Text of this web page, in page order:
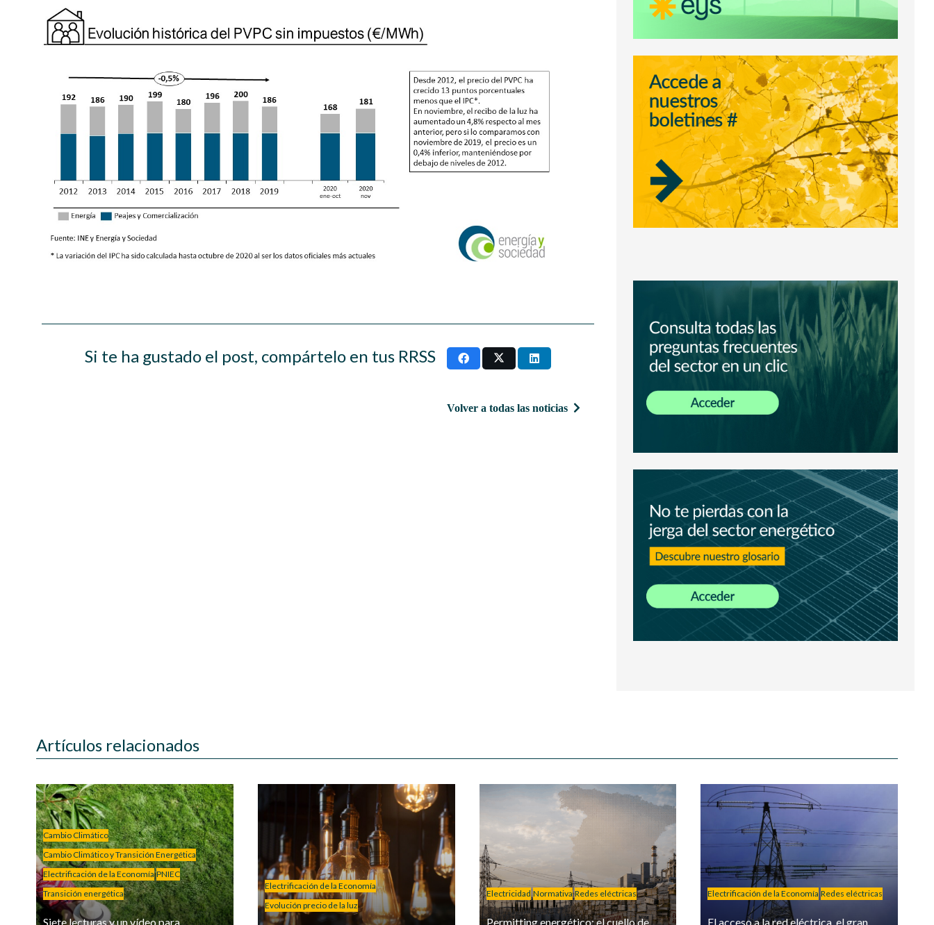
Si te ha gustado el post, compártelo en tus RRSS
Volver a todas las noticias
Artículos relacionados
Cambio Climático
Cambio Climático y Transición Energética
Electrificación de la Economía PNIEC
Transición energética
Siete lecturas y un vídeo para
Electrificación de la Economía
Evolución precio de la luz
Electricidad Normativa Redes eléctricas
Permitting energético: el cuello de
Electrificación de la Economía Redes eléctricas
El acceso a la red eléctrica, el gran